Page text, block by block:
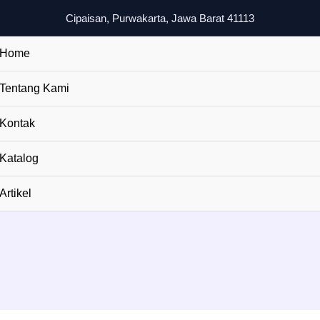
Cipaisan, Purwakarta, Jawa Barat 41113
Home
Tentang Kami
Kontak
Katalog
Artikel